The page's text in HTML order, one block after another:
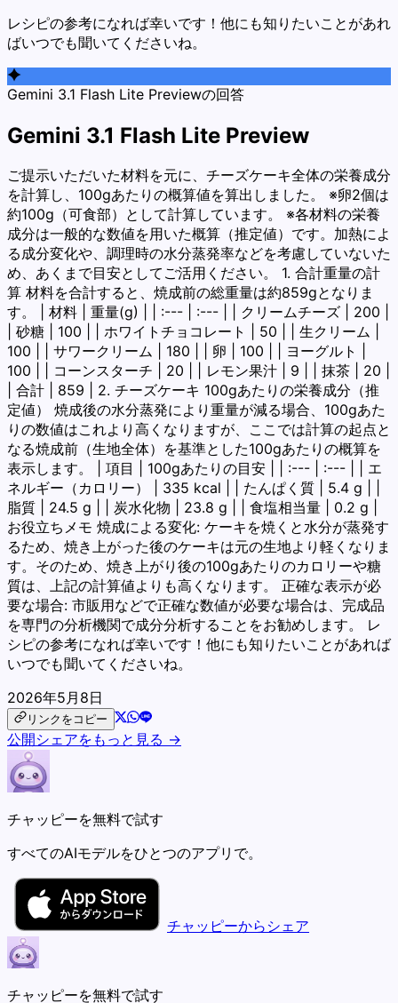
レシピの参考になれば幸いです！他にも知りたいことがあれ
ばいつでも聞いてくださいね。
Gemini 3.1 Flash Lite Previewの回答
Gemini 3.1 Flash Lite Preview
ご提示いただいた材料を元に、チーズケーキ全体の栄養成分
を計算し、100gあたりの概算値を算出しました。 ※卵2個は
約100g（可食部）として計算しています。 ※各材料の栄養
成分は一般的な数値を用いた概算（推定値）です。加熱によ
る成分変化や、調理時の水分蒸発率などを考慮していないた
め、あくまで目安としてご活用ください。 1. 合計重量の計
算 材料を合計すると、焼成前の総重量は約859gとなりま
す。 | 材料 | 重量(g) | | :--- | :--- | | クリームチーズ | 200 |
| 砂糖 | 100 | | ホワイトチョコレート | 50 | | 生クリーム |
100 | | サワークリーム | 180 | | 卵 | 100 | | ヨーグルト |
100 | | コーンスターチ | 20 | | レモン果汁 | 9 | | 抹茶 | 20 |
| 合計 | 859 | 2. チーズケーキ 100gあたりの栄養成分（推
定値） 焼成後の水分蒸発により重量が減る場合、100gあた
りの数値はこれより高くなりますが、ここでは計算の起点と
なる焼成前（生地全体）を基準とした100gあたりの概算を
表示します。 | 項目 | 100gあたりの目安 | | :--- | :--- | | エ
ネルギー（カロリー） | 335 kcal | | たんぱく質 | 5.4 g | |
脂質 | 24.5 g | | 炭水化物 | 23.8 g | | 食塩相当量 | 0.2 g |
お役立ちメモ 焼成による変化: ケーキを焼くと水分が蒸発す
るため、焼き上がった後のケーキは元の生地より軽くなりま
す。そのため、焼き上がり後の100gあたりのカロリーや糖
質は、上記の計算値よりも高くなります。 正確な表示が必
要な場合: 市販用などで正確な数値が必要な場合は、完成品
を専門の分析機関で成分分析することをお勧めします。 レ
シピの参考になれば幸いです！他にも知りたいことがあれば
いつでも聞いてくださいね。
2026年5月8日
リンクをコピー
公開シェアをもっと見る →
チャッピーを無料で試す
すべてのAIモデルをひとつのアプリで。
チャッピーからシェア
チャッピーを無料で試す